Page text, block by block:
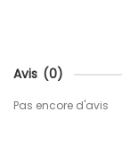
Avis (0)
Pas encore d'avis